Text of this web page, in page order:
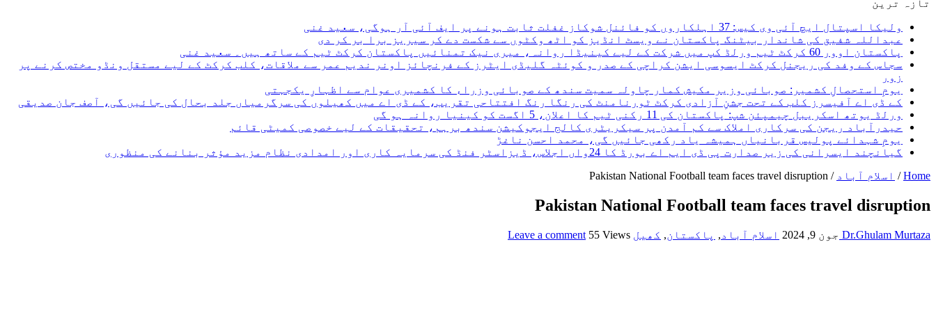
تازہ ترین
ولیکا اسپتال ایچ آئی وی کیس: 37 اہلکاروں کو فائنل شوکاز غفلت ثابت ہونے پر ایف آئی آر ہوگی، سعید غنی
عبداللہ شفیق کی شاندار بیٹنگ پاکستان نے ویسٹ انڈیز کو اٹھ وکٹوں سے شکست دے کر سیریز برا بر کر دی
پاکستان اوور 60 کرکٹ ٹیم ورلڈ کپ میں شرکت کے لیے کینیڈا روانہ، میری نیک تمنائیں پاکستان کرکٹ ٹیم کے ساتھ ہیں۔ سعید غنی
سجاس کے وفد کی ریجنل کرکٹ ایسوسی ایشن کراچی کے صدر و کوئٹہ گلیڈی ایٹرز کے فرنچائز اونر ندیم عمر سے ملاقات، کلب کرکٹ کے لیے مستقل ونڈو مختص کرنے پر
زور
یومِ استحصالِ کشمیر: صوبائی وزیر مکیش کمار چاولہ سمیت سندھ کے صوبائی وزراء کا کشمیری عوام سے اظہارِ یکجہتی
کے ڈی اے آفیسرز کلب کے تحت جشنِ آزادی کرکٹ ٹورنامنٹ کی رنگا رنگ افتتاحی تقریب، کے ڈی اے میں کھیلوں کی سرگرمیاں جلد بحال کی جائیں گی، آصف جان صدیقی
ورلڈ یوتھ اسکریبل چیمپئن شپ: پاکستان کی 11 رکنی ٹیم کا اعلان، 5 اگست کو کینیا روانہ ہو گی
حیدرآباد ریجن کی سرکاری املاک سے کم آمدن پر سیکریٹری کالج ایجوکیشن سندھ برہم، تحقیقات کے لیے خصوصی کمیٹی قائم
یومِ شہدائے پولیس قربانیاں ہمیشہ یاد رکھی جائیں گی، محمد احسن ناغڑ
گیانچند ایسرانی کی زیر صدارت پی ڈی ایم اے بورڈ کا 24واں اجلاس، ڈیزاسٹر فنڈ کی سرمایہ کاری اور امدادی نظام مزید مؤثر بنانے کی منظوری
Home
/ اسلام آباد /
Pakistan National Football team faces travel disruption
Pakistan National Football team faces travel disruption
Dr.Ghulam Murtaza جون 9, 2024 اسلام آباد , پاکستان, کھیل Leave a comment 55 Views